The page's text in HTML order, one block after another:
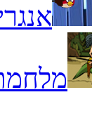
מלחמת